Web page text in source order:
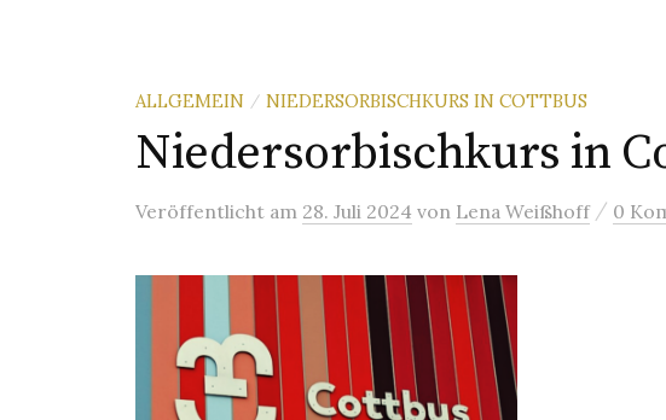
ALLGEMEIN / NIEDERSORBISCHKURS IN COTTBUS
Niedersorbischkurs in
Veröffentlicht am 28. Juli 2024 von Lena Weißhoff / 0